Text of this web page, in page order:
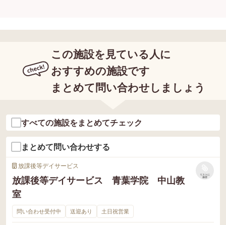
この施設を見ている人に
おすすめの施設です
まとめて問い合わせしましょう
すべての施設をまとめてチェック
まとめて問い合わせする
放課後等デイサービス
放課後等デイサービス 青葉学院 中山教
室
リストに
保存
問い合わせ受付中 送迎あり 土日祝営業